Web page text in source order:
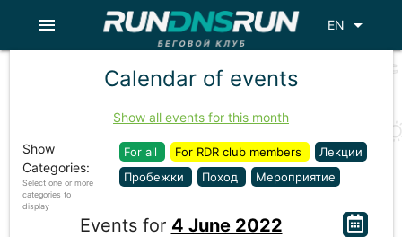
EN arrow_drop_down
menu
Calendar of events
Show all events for this month
Show
Categories:
Select one or more
categories to
display
For all For RDR club members
Лекции
Пробежки
Поход Мероприятие
Events for 4 June 2022